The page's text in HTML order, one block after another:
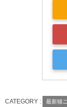
CATEGORY : 最新猫